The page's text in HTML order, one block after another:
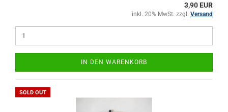
3,90 EUR
inkl. 20% MwSt. zzgl. Versand
IN DEN WARENKORB
SOLD OUT